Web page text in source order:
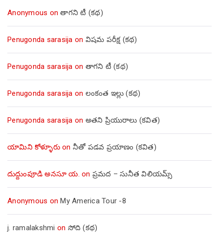
Anonymous onతాగని టీ (కథ)
Penugonda sarasija on విషమ పరీక్ష (క‌థ‌)
Penugonda sarasija on తాగని టీ (కథ)
Penugonda sarasija on లంకంత ఇల్లు (కథ)
Penugonda sarasija on అతని ప్రియురాలు (కవిత)
యామిని కోళ్ళూరుon నీతో పడవ ప్రయాణం (కవిత)
దుద్దుంపూడి అనసూ య. on ప్రమద – సునీత విలియమ్స్
Anonymous onMy America Tour -8
j. ramalakshmi on సోది (కథ)